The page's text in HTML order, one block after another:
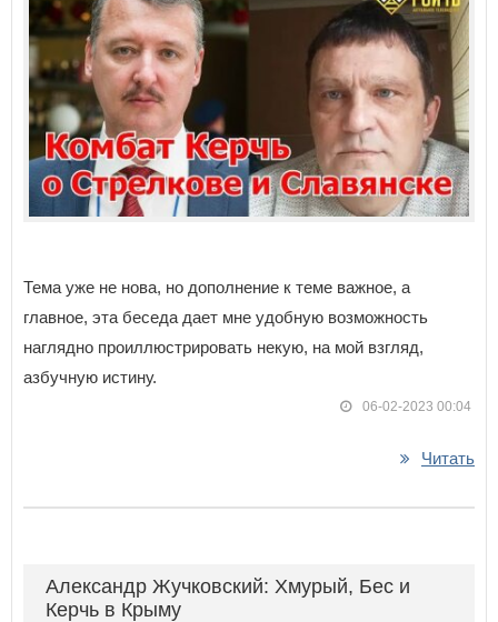
Тема уже не нова, но дополнение к теме важное, а
главное, эта беседа дает мне удобную возможность
наглядно проиллюстрировать некую, на мой взгляд,
азбучную истину.
06-02-2023 00:04
Читать
Александр Жучковский: Хмурый, Бес и
Керчь в Крыму